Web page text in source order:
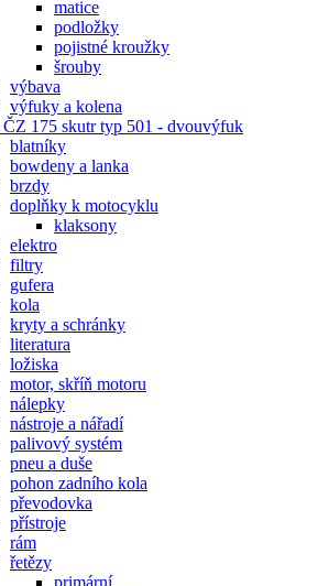
matice
podložky
pojistné kroužky
šrouby
výbava
výfuky a kolena
175 skutr typ 501 - dvouvýfuk
blatníky
bowdeny a lanka
brzdy
doplňky k motocyklu
klaksony
elektro
filtry
gufera
kola
kryty a schránky
literatura
ložiska
motor, skříň motoru
nálepky
nástroje a nářadí
palivový systém
pneu a duše
pohon zadního kola
převodovka
přístroje
rám
řetězy
primární